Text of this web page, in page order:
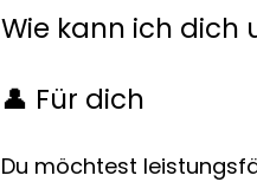
Wie kann ich dich
👤 Für dich
Du möchtest